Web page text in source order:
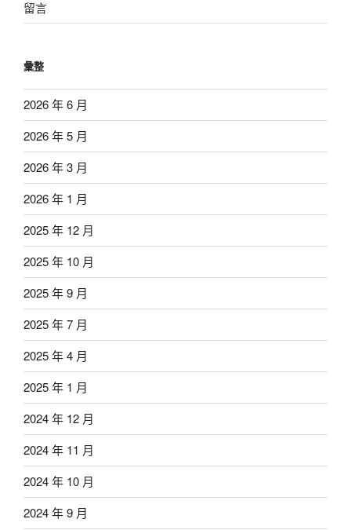
留言
彙整
2026 年 6 月
2026 年 5 月
2026 年 3 月
2026 年 1 月
2025 年 12 月
2025 年 10 月
2025 年 9 月
2025 年 7 月
2025 年 4 月
2025 年 1 月
2024 年 12 月
2024 年 11 月
2024 年 10 月
2024 年 9 月